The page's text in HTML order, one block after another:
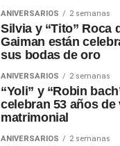
ANIVERSARIOS 2 semanas
Silvia y “Tito” Roca
Gaiman están
sus bodas de oro
ANIVERSARIOS 2 semanas
“Yoli” y “Robin
celebran 53 años de
matrimonial
ANIVERSARIOS 2 semanas